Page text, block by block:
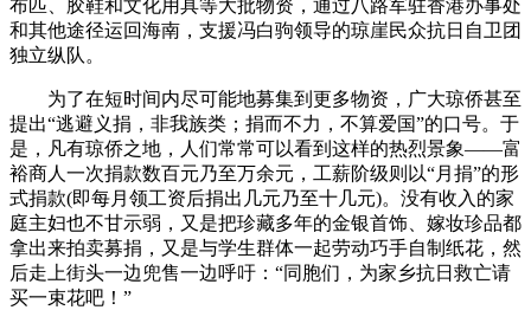
布匹、胶鞋和文化用具等大批物资，通过八路军驻香港办事处
和其他途径运回海南，支援冯白驹领导的琼崖民众抗日自卫团
独立纵队。
为了在短时间内尽可能地募集到更多物资，广大琼侨甚至
提出“逃避义捐，非我族类；捐而不力，不算爱国”的口号。于
是，凡有琼侨之地，人们常常可以看到这样的热烈景象——富
裕商人一次捐款数百元乃至万余元，工薪阶级则以“月捐”的形
式捐款(即每月领工资后捐出几元乃至十几元)。没有收入的家
庭主妇也不甘示弱，又是把珍藏多年的金银首饰、嫁妆珍品都
拿出来拍卖募捐，又是与学生群体一起劳动巧手自制纸花，然
后走上街头一边兜售一边呼吁：“同胞们，为家乡抗日救亡请
买一束花吧！”